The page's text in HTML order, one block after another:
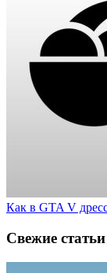
Как в GTA V
Свежие статьи